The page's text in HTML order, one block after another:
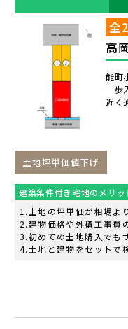
全
高
能町
一歩
近く
土地坪単価値下げ
建築条件付き宅地のメリッ
土地の坪単価が相場よ
建物価格や外構工事費
初めての土地購入でも
土地と建物をセットで